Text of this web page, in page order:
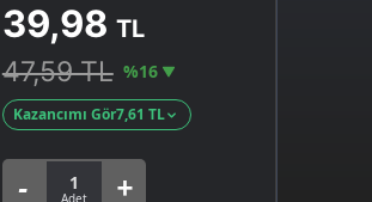
39,98 TL
47,59 TL %16
Kazancımı Gör7,61 TL